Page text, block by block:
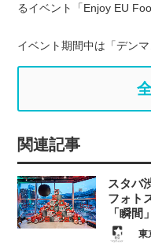
るイベント「Enjoy EU
イベント期間中は「デンマ
関連記事
スタバ
フォト
「瞬間
東